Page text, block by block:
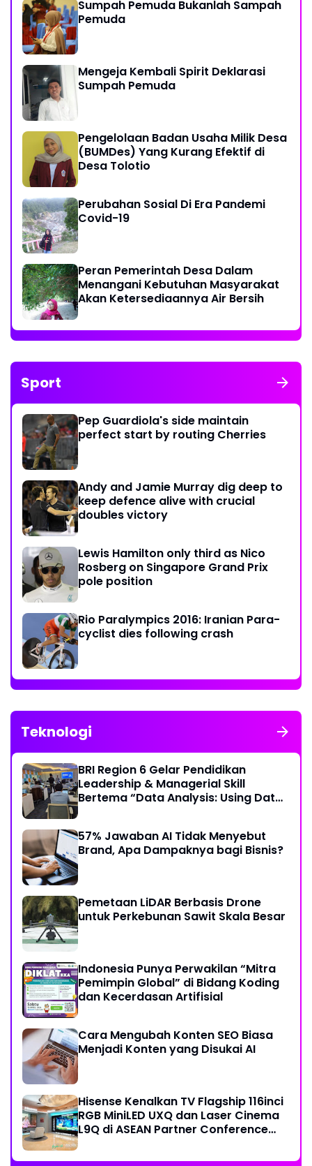
Sumpah Pemuda Bukanlah Sampah
Pemuda
Mengeja Kembali Spirit Deklarasi
Sumpah Pemuda
Pengelolaan Badan Usaha Milik Desa
(BUMDes) Yang Kurang Efektif di
Desa Tolotio
Perubahan Sosial Di Era Pandemi
Covid-19
Peran Pemerintah Desa Dalam
Menangani Kebutuhan Masyarakat
Akan Ketersediaannya Air Bersih
Sport
Pep Guardiola's side maintain
perfect start by routing Cherries
Andy and Jamie Murray dig deep to
keep defence alive with crucial
doubles victory
Lewis Hamilton only third as Nico
Rosberg on Singapore Grand Prix
pole position
Rio Paralympics 2016: Iranian Para-
cyclist dies following crash
Teknologi
BRI Region 6 Gelar Pendidikan
Leadership & Managerial Skill
Bertema “Data Analysis: Using Data
57% Jawaban AI Tidak Menyebut
Brand, Apa Dampaknya bagi Bisnis?
Pemetaan LiDAR Berbasis Drone
untuk Perkebunan Sawit Skala Besar
Indonesia Punya Perwakilan “Mitra
Pemimpin Global” di Bidang Koding
dan Kecerdasan Artifisial
Cara Mengubah Konten SEO Biasa
Menjadi Konten yang Disukai AI
Hisense Kenalkan TV Flagship 116inci
RGB MiniLED UXQ dan Laser Cinema
L9Q di ASEAN Partner Conference